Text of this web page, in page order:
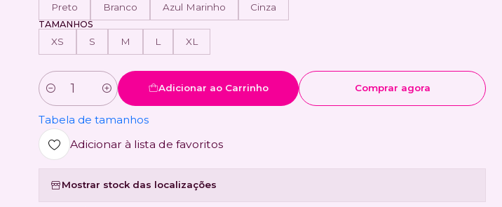
Preto Branco Azul Marinho Cinza
TAMANHOS
XS S M L XL
Quantidade
Adicionar ao Carrinho Comprar agora
Tabela de tamanhos
Adicionar à lista de favoritos
Mostrar stock das localizações